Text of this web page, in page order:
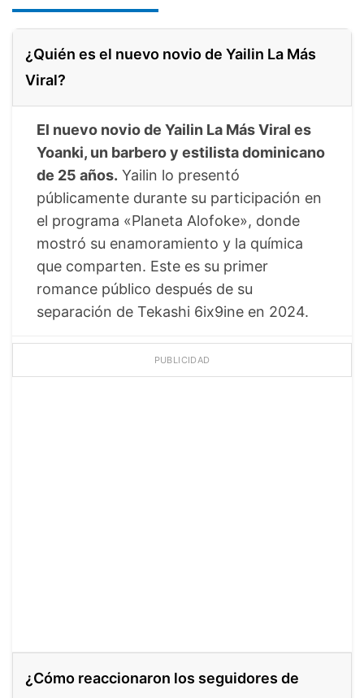
¿Quién es el nuevo novio de Yailin La Más
Viral?
El nuevo novio de Yailin La Más Viral es
Yoanki, un barbero y estilista dominicano
de 25 años. Yailin lo presentó
públicamente durante su participación en
el programa «Planeta Alofoke», donde
mostró su enamoramiento y la química
que comparten. Este es su primer
romance público después de su
separación de Tekashi 6ix9ine en 2024.
PUBLICIDAD
¿Cómo reaccionaron los seguidores de